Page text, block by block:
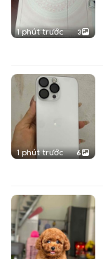
1 phút trước 3
1 phút trước 6